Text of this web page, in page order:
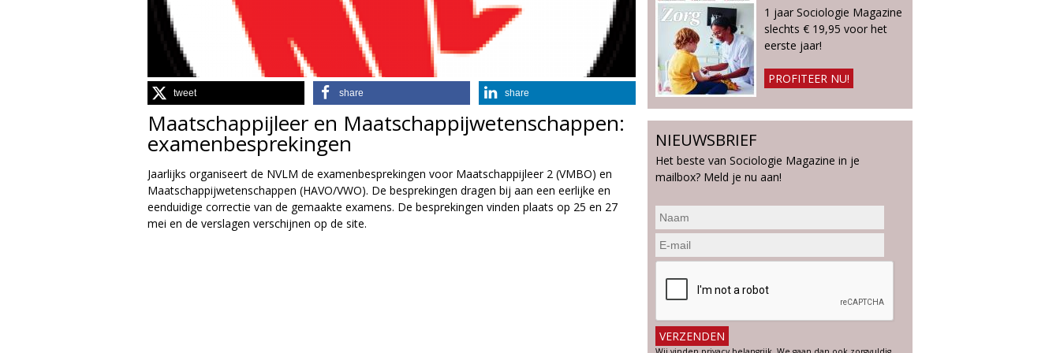
e
M
a
g
a
tweet share share
Maatschappijleer en Maatschappijwetenschappen:
examenbesprekingen
Jaarlijks organiseert de NVLM de examenbesprekingen voor Maatschappijleer 2 (VMBO) en
Maatschappijwetenschappen (HAVO/VWO). De besprekingen dragen bij aan een eerlijke en
eenduidige correctie van de gemaakte examens. De besprekingen vinden plaats op 25 en 27
mei en de verslagen verschijnen op de site.
1 jaar Sociologie Magazine
slechts € 19,95 voor het
eerste jaar!
PROFITEER NU!
NIEUWSBRIEF
Het beste van Sociologie Magazine in je
mailbox? Meld je nu aan!